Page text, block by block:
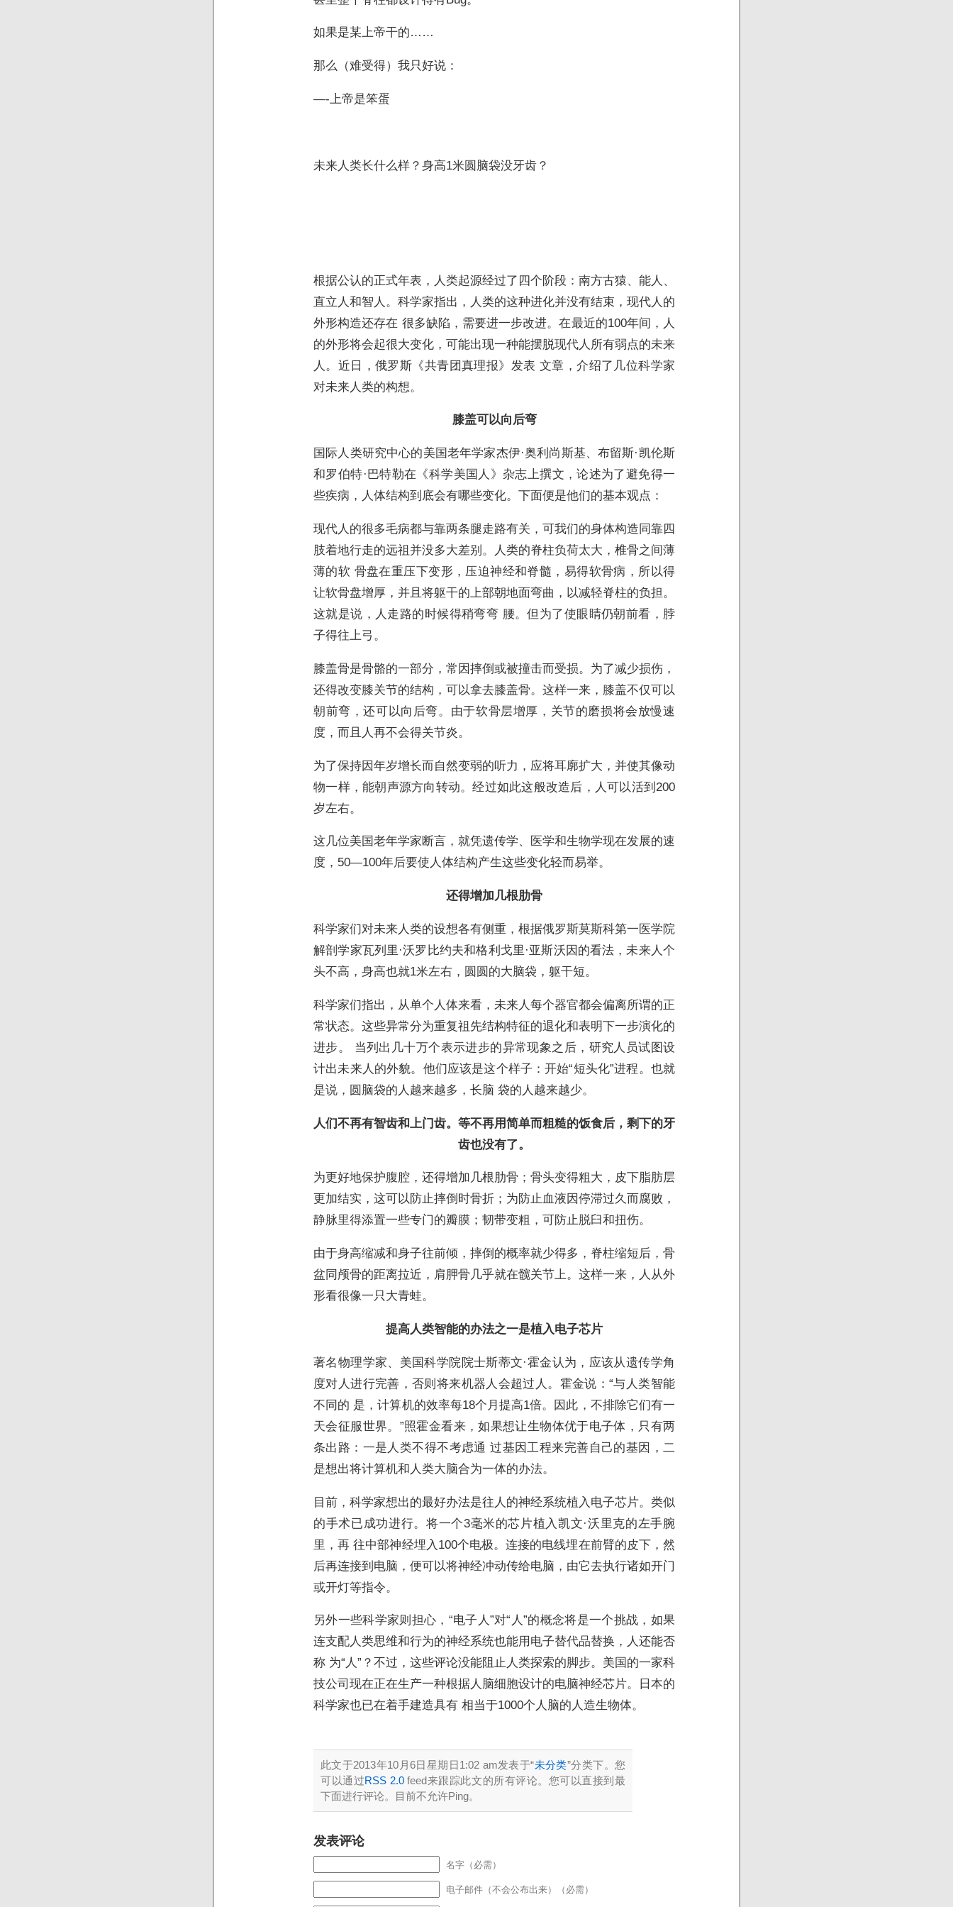
如果是某上帝干的……
那么（难受得）我只好说：
—-上帝是笨蛋
未来人类长什么样？身高1米圆脑袋没牙齿？
根据公认的正式年表，人类起源经过了四个阶段：南方古猿、能人、
直立人和智人。科学家指出，人类的这种进化并没有结束，现代人的
外形构造还存在 很多缺陷，需要进一步改进。在最近的100年间，人
的外形将会起很大变化，可能出现一种能摆脱现代人所有弱点的未来
人。近日，俄罗斯《共青团真理报》发表 文章，介绍了几位科学家
对未来人类的构想。
膝盖可以向后弯
国际人类研究中心的美国老年学家杰伊·奥利尚斯基、布留斯·凯伦斯
和罗伯特·巴特勒在《科学美国人》杂志上撰文，论述为了避免得一
些疾病，人体结构到底会有哪些变化。下面便是他们的基本观点：
现代人的很多毛病都与靠两条腿走路有关，可我们的身体构造同靠四
肢着地行走的远祖并没多大差别。人类的脊柱负荷太大，椎骨之间薄
薄的软 骨盘在重压下变形，压迫神经和脊髓，易得软骨病，所以得
让软骨盘增厚，并且将躯干的上部朝地面弯曲，以减轻脊柱的负担。
这就是说，人走路的时候得稍弯弯 腰。但为了使眼睛仍朝前看，脖
子得往上弓。
膝盖骨是骨骼的一部分，常因摔倒或被撞击而受损。为了减少损伤，
还得改变膝关节的结构，可以拿去膝盖骨。这样一来，膝盖不仅可以
朝前弯，还可以向后弯。由于软骨层增厚，关节的磨损将会放慢速
度，而且人再不会得关节炎。
为了保持因年岁增长而自然变弱的听力，应将耳廓扩大，并使其像动
物一样，能朝声源方向转动。经过如此这般改造后，人可以活到200
岁左右。
这几位美国老年学家断言，就凭遗传学、医学和生物学现在发展的速
度，50—100年后要使人体结构产生这些变化轻而易举。
还得增加几根肋骨
科学家们对未来人类的设想各有侧重，根据俄罗斯莫斯科第一医学院
解剖学家瓦列里·沃罗比约夫和格利戈里·亚斯沃因的看法，未来人个
头不高，身高也就1米左右，圆圆的大脑袋，躯干短。
科学家们指出，从单个人体来看，未来人每个器官都会偏离所谓的正
常状态。这些异常分为重复祖先结构特征的退化和表明下一步演化的
进步。 当列出几十万个表示进步的异常现象之后，研究人员试图设
计出未来人的外貌。他们应该是这个样子：开始“短头化”进程。也就
是说，圆脑袋的人越来越多，长脑 袋的人越来越少。
人们不再有智齿和上门齿。等不再用简单而粗糙的饭食后，剩下的牙
齿也没有了。
为更好地保护腹腔，还得增加几根肋骨；骨头变得粗大，皮下脂肪层
更加结实，这可以防止摔倒时骨折；为防止血液因停滞过久而腐败，
静脉里得添置一些专门的瓣膜；韧带变粗，可防止脱臼和扭伤。
由于身高缩减和身子往前倾，摔倒的概率就少得多，脊柱缩短后，骨
盆同颅骨的距离拉近，肩胛骨几乎就在髋关节上。这样一来，人从外
形看很像一只大青蛙。
提高人类智能的办法之一是植入电子芯片
著名物理学家、美国科学院院士斯蒂文·霍金认为，应该从遗传学角
度对人进行完善，否则将来机器人会超过人。霍金说：“与人类智能
不同的 是，计算机的效率每18个月提高1倍。因此，不排除它们有一
天会征服世界。”照霍金看来，如果想让生物体优于电子体，只有两
条出路：一是人类不得不考虑通 过基因工程来完善自己的基因，二
是想出将计算机和人类大脑合为一体的办法。
目前，科学家想出的最好办法是往人的神经系统植入电子芯片。类似
的手术已成功进行。将一个3毫米的芯片植入凯文·沃里克的左手腕
里，再 往中部神经埋入100个电极。连接的电线埋在前臂的皮下，然
后再连接到电脑，便可以将神经冲动传给电脑，由它去执行诸如开门
或开灯等指令。
另外一些科学家则担心，“电子人”对“人”的概念将是一个挑战，如果
连支配人类思维和行为的神经系统也能用电子替代品替换，人还能否
称 为“人”？不过，这些评论没能阻止人类探索的脚步。美国的一家科
技公司现在正在生产一种根据人脑细胞设计的电脑神经芯片。日本的
科学家也已在着手建造具有 相当于1000个人脑的人造生物体。
此文于2013年10月6日星期日1:02 am发表于“未分类”分类下。您
可以通过RSS 2.0feed来跟踪此文的所有评论。您可以直接到最
下面进行评论。目前不允许Ping。
发表评论
名字（必需）
电子邮件（不会公布出来）（必需）